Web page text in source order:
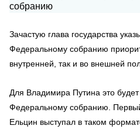
Зачастую глава государства
Федеральному собранию
внутренней, так и во внешней
Для Владимира Путина это
Федеральному собранию.
Ельцин выступал в таком